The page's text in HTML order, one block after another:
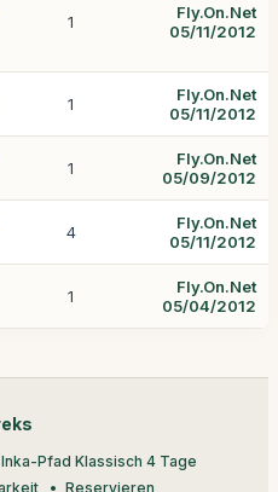
1
Fly.On.Net
05/11/2012
1
Fly.On.Net
05/11/2012
1
Fly.On.Net
05/09/2012
4
Fly.On.Net
05/11/2012
1
Fly.On.Net
05/04/2012
Inka-Pfad Klassisch 4 Tage
Reservieren